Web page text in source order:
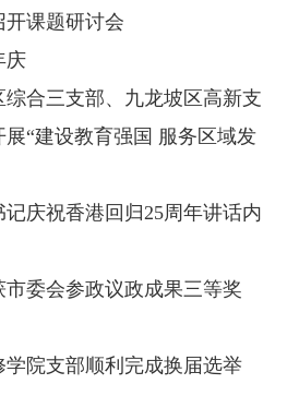
课题研讨会
庆
合三支部、九龙坡区高新支
“建设教育强国 服务区域发
庆祝香港回归25周年讲话内
委会参政议政成果三等奖
院支部顺利完成换届选举